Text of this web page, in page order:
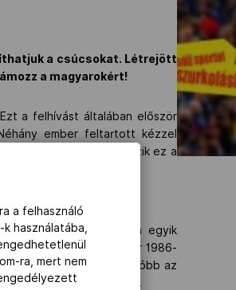
a csúcsokat. Létrejött
a magyarokért!
a felhívást általában először
ember feltartott kézzel
De honnan származik ez a
Los Angeles-i olimpia egyik
igazán ismertté, amikor 1986-
dicsőségéért utóbb az
„mexikói hullám” lett.
a felhasználó
használatába,
ra, mert nem